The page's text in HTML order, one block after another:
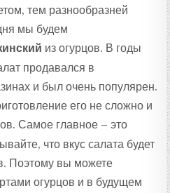
тем разнообразней
мы будем
из огурцов. В годы
продавался в
и был очень популярен.
его не сложно и
Самое главное – это
что вкус салата будет
Поэтому вы можете
огурцов и в будущем